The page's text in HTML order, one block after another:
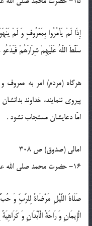
إِذَا لَمْ يَأْمُرُوا بِمَعْرُوفٍ وَ لَمْ
سَلَّطَ اللَّهُ عَلَيْهِمْ شِرَارَهُمْ
هرگاه (مردم) امر به معروف
پيروى ننمايند، خداوند
امّا دعايشان مستجاب نشود .
امالى (صدوق) ص 308
16- حضرت محمد صلی الله علیه و آله :
صَلَاةُ اللَّيْلِ مَرْضَاةٌ لِلرَّبِّ وَ حُبُّ
الْإِيمَانِ وَ رَاحَةُ الْأَبْدَانِ وَ